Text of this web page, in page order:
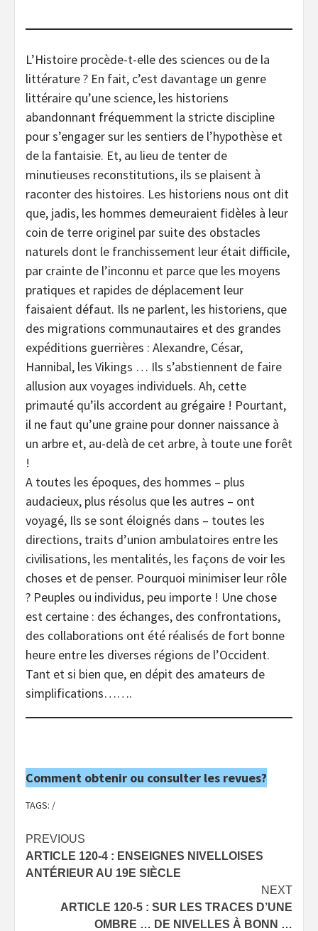
L’Histoire procède-t-elle des sciences ou de la
littérature ? En fait, c’est davantage un genre
littéraire qu’une science, les historiens
abandonnant fréquemment la stricte discipline
pour s’engager sur les sentiers de l’hypothèse et
de la fantaisie. Et, au lieu de tenter de
minutieuses reconstitutions, ils se plaisent à
raconter des histoires. Les historiens nous ont dit
que, jadis, les hommes demeuraient fidèles à leur
coin de terre originel par suite des obstacles
naturels dont le franchissement leur était difficile,
par crainte de l’inconnu et parce que les moyens
pratiques et rapides de déplacement leur
faisaient défaut. Ils ne parlent, les historiens, que
des migrations communautaires et des grandes
expéditions guerrières : Alexandre, César,
Hannibal, les Vikings … Ils s’abstiennent de faire
allusion aux voyages individuels. Ah, cette
primauté qu’ils accordent au grégaire ! Pourtant,
il ne faut qu’une graine pour donner naissance à
un arbre et, au-delà de cet arbre, à toute une forêt
!
A toutes les époques, des hommes – plus
audacieux, plus résolus que les autres – ont
voyagé, Ils se sont éloignés dans – toutes les
directions, traits d’union ambulatoires entre les
civilisations, les mentalités, les façons de voir les
choses et de penser. Pourquoi minimiser leur rôle
? Peuples ou individus, peu importe ! Une chose
est certaine : des échanges, des confrontations,
des collaborations ont été réalisés de fort bonne
heure entre les diverses régions de l’Occident.
Tant et si bien que, en dépit des amateurs de
simplifications…….
Comment obtenir ou consulter les revues?
TAGS: /
Post
navigation
PREVIOUS
ARTICLE 120-4 : ENSEIGNES NIVELLOISES
ANTÉRIEUR AU 19E SIÈCLE
NEXT
ARTICLE 120-5 : SUR LES TRACES D’UNE
OMBRE … DE NIVELLES À BONN …